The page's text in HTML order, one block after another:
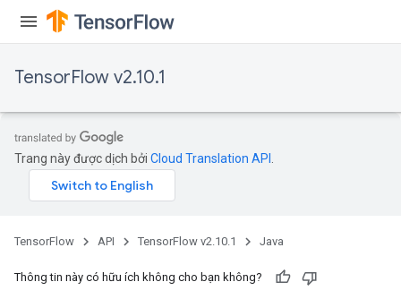
TensorFlow v2.10.1
Trang này được dịch bởi Cloud Translation API
TensorFlow API TensorFlow v2.10.1 Java
Thông tin này có hữu ích không cho bạn không?